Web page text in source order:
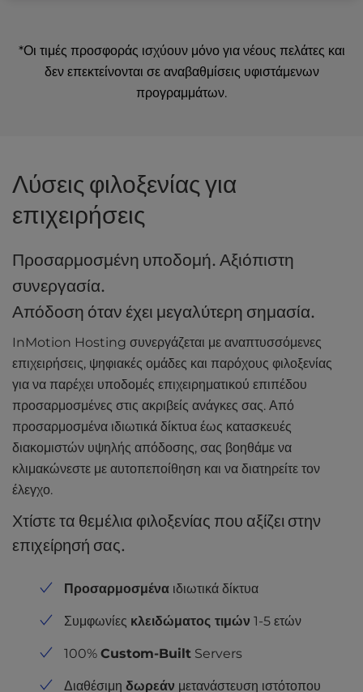
*Οι τιμές προσφοράς ισχύουν μόνο για νέους πελάτες και
δεν επεκτείνονται σε αναβαθμίσεις υφιστάμενων
προγραμμάτων.
Λύσεις φιλοξενίας για
επιχειρήσεις
Προσαρμοσμένη υποδομή. Αξιόπιστη
συνεργασία.
Απόδοση όταν έχει μεγαλύτερη σημασία.
InMotion Hosting συνεργάζεται με αναπτυσσόμενες
επιχειρήσεις, ψηφιακές ομάδες και παρόχους φιλοξενίας
για να παρέχει υποδομές επιχειρηματικού επιπέδου
προσαρμοσμένες στις ακριβείς ανάγκες σας. Από
προσαρμοσμένα ιδιωτικά δίκτυα έως κατασκευές
διακομιστών υψηλής απόδοσης, σας βοηθάμε να
κλιμακώνεστε με αυτοπεποίθηση και να διατηρείτε τον
έλεγχο.
Χτίστε τα θεμέλια φιλοξενίας που αξίζει στην
επιχείρησή σας.
Προσαρμοσμένα ιδιωτικά δίκτυα
Συμφωνίες κλειδώματος τιμών 1-5 ετών
100% Custom-Built Servers
Διαθέσιμη δωρεάν μετανάστευση ιστότοπου